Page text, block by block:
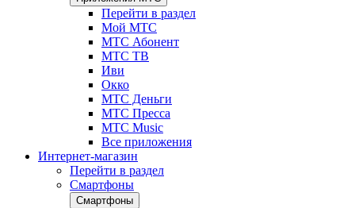
Перейти в раздел
Мой МТС
МТС Абонент
МТС ТВ
Иви
Окко
МТС Деньги
МТС Пресса
МТС Music
Все приложения
Интернет-магазин
Перейти в раздел
Смартфоны
Смартфоны